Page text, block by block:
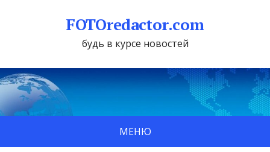
FOTOredactor.com
будь в курсе новостей
МЕНЮ